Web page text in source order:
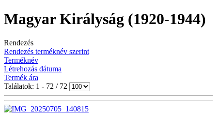
Magyar Királyság (1920-1944)
Rendezés
Rendezés terméknév szerint
Terméknév
Létrehozás dátuma
Termék ára
Találatok: 1 - 72 / 72